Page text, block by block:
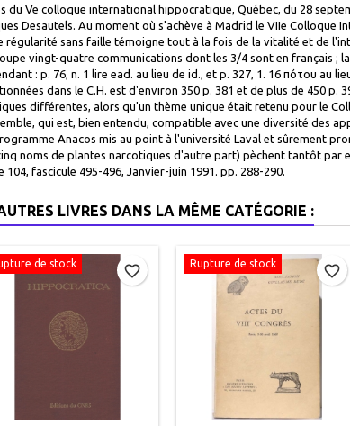
du Ve colloque international hippocratique, Québec, du 28
Desautels. Au moment où s'achève à Madrid le VIIe Colloque
régularité sans faille témoigne tout à la fois de la vitalité et de
vingt-quatre communications dont les 3/4 sont en français ;
: p. 76, n. 1 lire ead. au lieu de id., et p. 327, 1. 16 πότου au
dans le C.H. est d'environ 350 p. 381 et de plus de 450
différentes, alors qu'un thème unique était retenu pour le
qui est, bien entendu, compatible avec une diversité des
Anacos mis au point à l'université Laval et sûrement
noms de plantes narcotiques d'autre part) pèchent tantôt par
104, fascicule 495-496, Janvier-juin 1991. pp. 288-290.
LIVRES DANS LA MÊME CATÉGORIE :
de stock favorite_border Rupture de stock favorite_border